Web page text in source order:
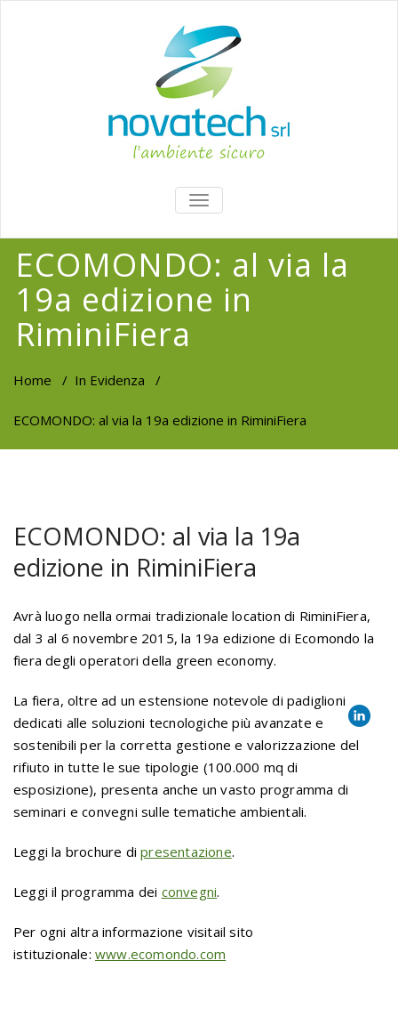
TOGGLE
NAVIGATION
ECOMONDO: al via la
19a edizione in
RiminiFiera
Home / In Evidenza /
ECOMONDO: al via la 19a edizione in RiminiFiera
ECOMONDO: al via la 19a
edizione in RiminiFiera
Avrà luogo nella ormai tradizionale location di RiminiFiera,
dal 3 al 6 novembre 2015, la 19a edizione di Ecomondo la
fiera degli operatori della green economy.
La fiera, oltre ad un estensione notevole di padiglioni
dedicati alle soluzioni tecnologiche più avanzate e
sostenibili per la corretta gestione e valorizzazione del
rifiuto in tutte le sue tipologie (100.000 mq di
esposizione), presenta anche un vasto programma di
seminari e convegni sulle tematiche ambientali.
Leggi la brochure dipresentazione.
Leggi il programma dei convegni.
Per ogni altra informazione visitail sito
istituzionale: www.ecomondo.com